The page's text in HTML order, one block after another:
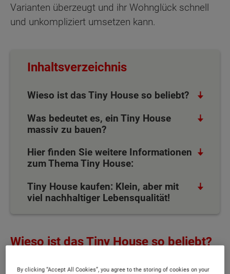
Varianten überzeugt und ihr Wohnglück schnell
und unkompliziert umsetzen kann.
Inhaltsverzeichnis
Wieso ist das Tiny House so beliebt?
Was bedeutet es, ein Tiny House
massiv zu bauen?
Hier finden Sie weitere Informationen
zum Thema Tiny House:
Tiny House kaufen: Klein, aber mit
viel nachhaltiger Lebensqualität!
Wieso ist das Tiny House so beliebt?
By clicking “Accept All Cookies”, you agree to the storing of cookies on your